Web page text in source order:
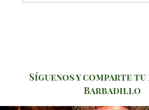
Síguenos y comparte
Barbadillo